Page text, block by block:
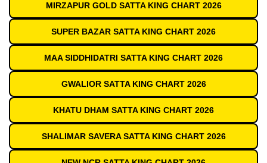
MIRZAPUR GOLD SATTA KING CHART 2026
SUPER BAZAR SATTA KING CHART 2026
MAA SIDDHIDATRI SATTA KING CHART 2026
GWALIOR SATTA KING CHART 2026
KHATU DHAM SATTA KING CHART 2026
SHALIMAR SAVERA SATTA KING CHART 2026